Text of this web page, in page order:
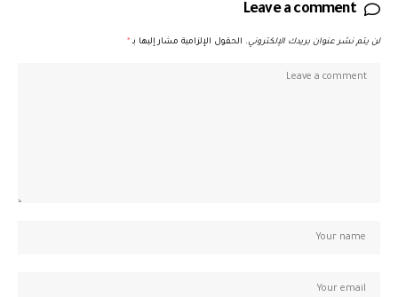
Leave a comment
لن يتم نشر عنوان بريدك الإلكتروني. الحقول الإلزامية مشار إليها بـ *